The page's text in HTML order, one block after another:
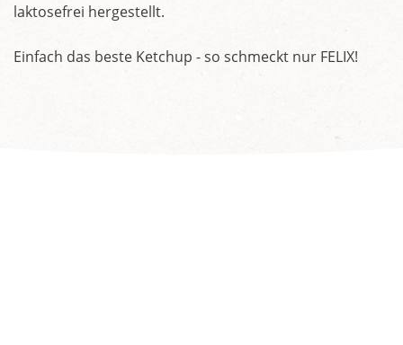
laktosefrei hergestellt.
Einfach das beste Ketchup - so schmeckt nur FELIX!